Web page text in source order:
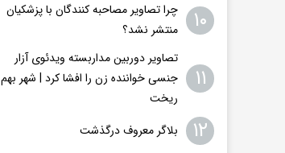
۱۰
چرا تصاویر مصاحبه کنندگان با پزشکیان
منتشر نشد؟
۱۱
تصاویر دوربین مداربسته ویدئوی آزار
جنسی خواننده زن را افشا کرد | شهر بهم
ریخت
۱۲ بلاگر معروف درگذشت